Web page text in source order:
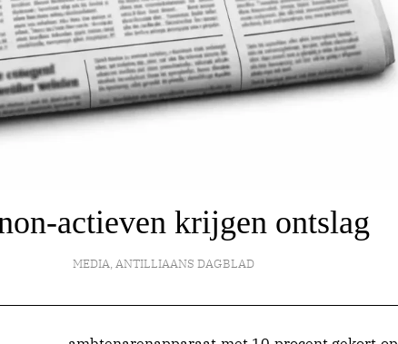
actieven krijgen ontslag
MEDIA, ANTILLIAANS DAGBLAD